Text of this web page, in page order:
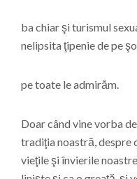
ba chiar şi turismul
nelipsita ţipenie de pe
pe toate le admirăm.
Doar când vine vorba
tradiţia noastră, despre
vieţile şi învierile